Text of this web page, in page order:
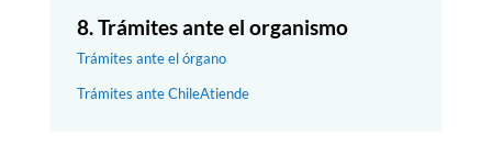
8. Trámites ante el organismo
Trámites ante el órgano
Trámites ante ChileAtiende